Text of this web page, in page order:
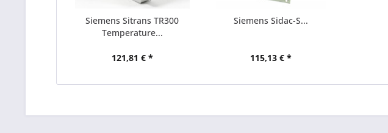
Siemens Sitrans TR300
Temperature...
121,81 € *
Siemens Sidac-S...
115,13 € *